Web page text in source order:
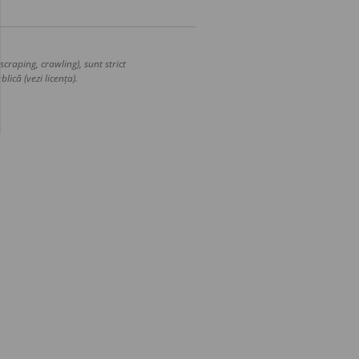
crawling), sunt strict
(vezi licența).